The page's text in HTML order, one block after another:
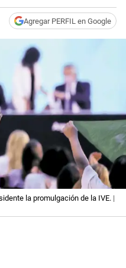
Agregar PERFIL en Google
la promulgación de la IVE. |